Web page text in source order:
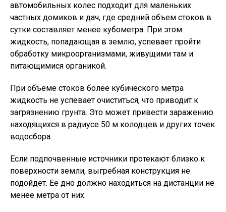
автомобильных колес подходит для маленьких
частных домиков и дач, где средний объем стоков в
сутки составляет менее кубометра. При этом
жидкость, попадающая в землю, успевает пройти
обработку микроорганизмами, живущими там и
питающимися органикой.
При объеме стоков более кубического метра
жидкость не успевает очиститься, что приводит к
загрязнению грунта. Это может привести заражению
находящихся в радиусе 50 м колодцев и других точек
водосбора.
Если подпочвенные источники протекают близко к
поверхности земли, выгребная конструкция не
подойдет. Ее дно должно находиться на дистанции не
менее метра от них.